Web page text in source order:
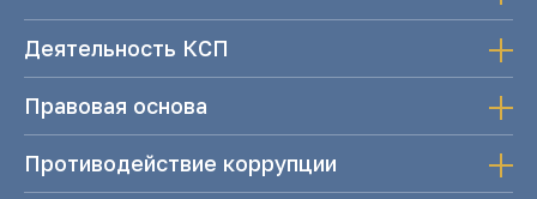
Деятельность КСП
Правовая основа
Противодействие коррупции